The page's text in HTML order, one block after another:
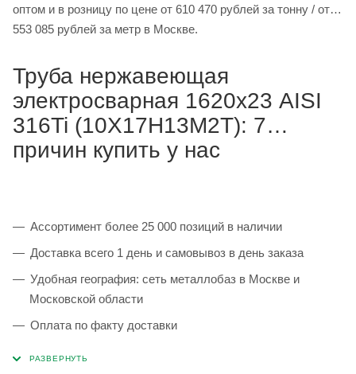
оптом и в розницу по цене от 610 470 рублей за тонну / от
553 085 рублей за метр в Москве.
Труба нержавеющая
электросварная 1620х23 AISI
316Ti (10Х17Н13М2Т): 7
причин купить у нас
Ассортимент более 25 000 позиций в наличии
Доставка всего 1 день и самовывоз в день заказа
Удобная география: сеть металлобаз в Москве и
Московской области
Оплата по факту доставки